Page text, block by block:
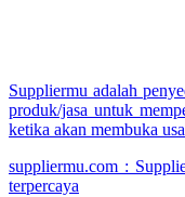
Suppliermu adalah
produk/jasa untuk
ketika akan membuka
suppliermu.com :
terpercaya